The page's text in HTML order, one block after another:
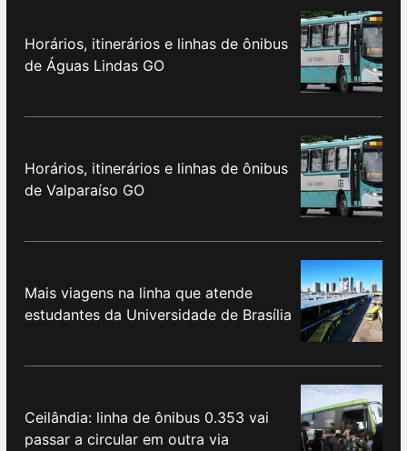
Horários, itinerários e linhas de ônibus
de Águas Lindas GO
Horários, itinerários e linhas de ônibus
de Valparaíso GO
Mais viagens na linha que atende
estudantes da Universidade de Brasília
Ceilândia: linha de ônibus 0.353 vai
passar a circular em outra via